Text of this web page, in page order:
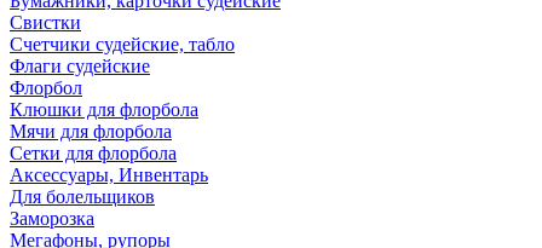
Свистки
Счетчики судейские, табло
Флаги судейские
Флорбол
Клюшки для флорбола
Мячи для флорбола
Сетки для флорбола
Аксессуары, Инвентарь
Для болельщиков
Заморозка
Мегафоны, рупоры